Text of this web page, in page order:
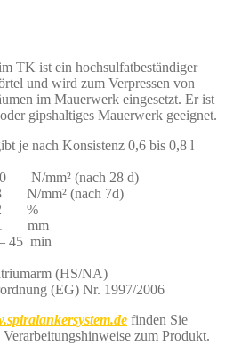
TK ist ein hochsulfatbeständiger
und wird zum Verpressen von
im Mauerwerk eingesetzt. Er ist
gipshaltiges Mauerwerk geeignet.
je nach Konsistenz 0,6 bis 0,8 l
N/mm² (nach 28 d)
N/mm² (nach 7d)
%
mm
45 min
(HS/NA)
(EG) Nr. 1997/2006
finden Sie
zum Produkt.